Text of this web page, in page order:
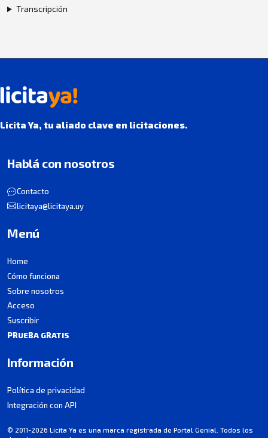
Transcripción
Licita Ya, tu aliado clave en licitaciones.
Hablá con nosotros
Contacto
licitaya@licitaya.uy
Menú
Home
Cómo funciona
Sobre nosotros
Acceso
Suscribir
PRUEBA GRATIS
Información
Política de privacidad
Integración con API
© 2011-2026 Licita Ya es una marca registrada de Portal Genial. Todos los